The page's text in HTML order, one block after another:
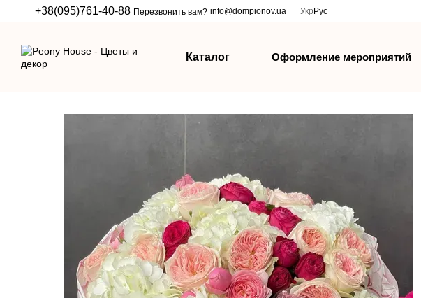
Перейти к основному контенту
+38(095)761-40-88 Перезвонить вам? info@dompionov.ua Укр Рус
Каталог Оформление мероприятий